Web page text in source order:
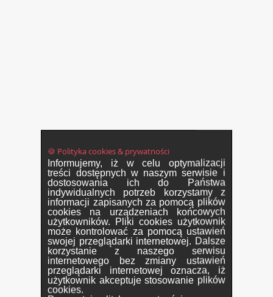
🍪 Polityka cookies & prywatności
Informujemy, iż w celu optymalizacji
treści dostępnych w naszym serwisie i
dostosowania ich do Państwa
indywidualnych potrzeb korzystamy z
informacji zapisanych za pomocą plików
cookies na urządzeniach końcowych
użytkowników. Pliki cookies użytkownik
może kontrolować za pomocą ustawień
swojej przeglądarki internetowej. Dalsze
korzystanie z naszego serwisu
internetowego bez zmiany ustawień
przeglądarki internetowej oznacza, iż
użytkownik akceptuje stosowanie plików
cookies.